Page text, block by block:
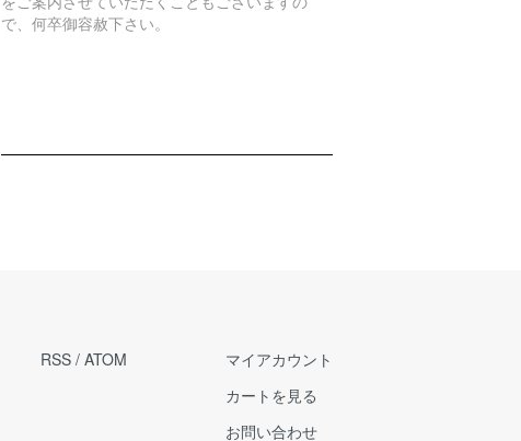
で、何卒御容赦下さい。
RSS / ATOM
マイアカウント
カートを見る
お問い合わせ